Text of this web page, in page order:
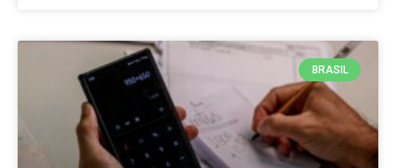
BRASIL